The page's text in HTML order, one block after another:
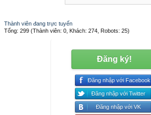
Thành viên đang trực tuyến
Tổng: 299 (Thành viên: 0, Khách: 274, Robots: 25)
Đăng ký!
Đăng nhập với Facebook
Đăng nhập với Twitter
Đăng nhập với VK